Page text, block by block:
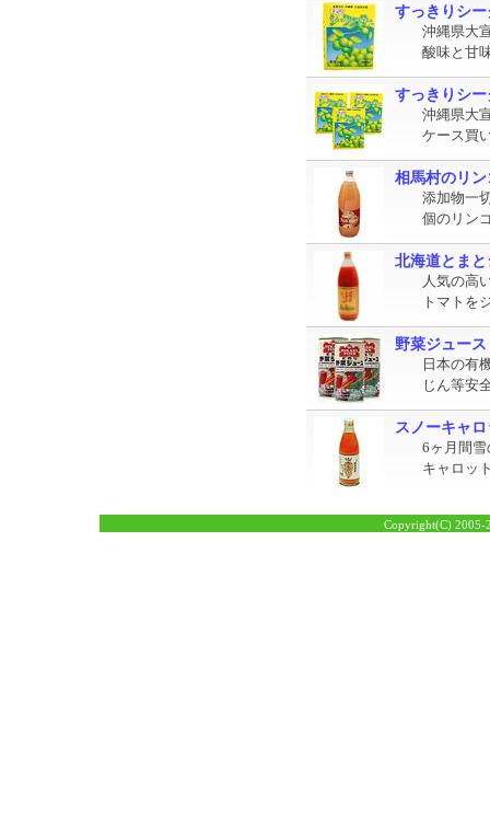
すっきりシ
沖縄県大
酸味と甘
すっきりシ
沖縄県大
ケース買
相馬村のリ
添加物一
個のリン
北海道とま
人気の高
トマトを
野菜ジュー
日本の有
じん等安
スノーキャ
6ヶ月間
キャロッ
Copyright(C) 2005-